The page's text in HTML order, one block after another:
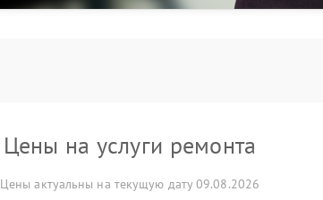
Цены на услуги ремонта
Цены актуальны на текущую дату 09.08.2026